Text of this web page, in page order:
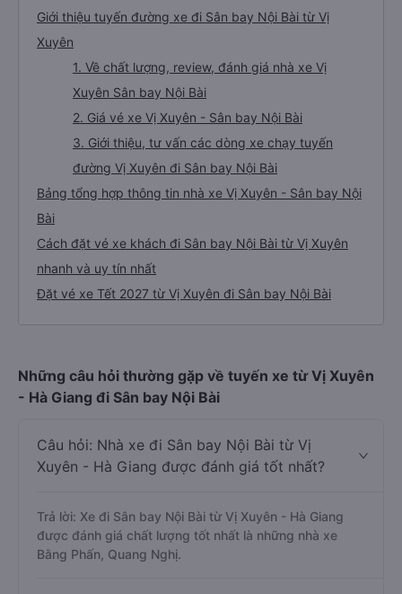
Giới thiệu tuyến đường xe đi Sân bay Nội Bài từ Vị
Xuyên
1. Về chất lượng, review, đánh giá nhà xe Vị
Xuyên Sân bay Nội Bài
2. Giá vé xe Vị Xuyên - Sân bay Nội Bài
3. Giới thiệu, tư vấn các dòng xe chạy tuyến
đường Vị Xuyên đi Sân bay Nội Bài
Bảng tổng hợp thông tin nhà xe Vị Xuyên - Sân bay Nội
Bài
Cách đặt vé xe khách đi Sân bay Nội Bài từ Vị Xuyên
nhanh và uy tín nhất
Đặt vé xe Tết 2027 từ Vị Xuyên đi Sân bay Nội Bài
Những câu hỏi thường gặp về tuyến xe từ Vị Xuyên
- Hà Giang đi Sân bay Nội Bài
Câu hỏi: Nhà xe đi Sân bay Nội Bài từ Vị
Xuyên - Hà Giang được đánh giá tốt nhất?
Trả lời: Xe đi Sân bay Nội Bài từ Vị Xuyên - Hà Giang
được đánh giá chất lượng tốt nhất là những nhà xe
Bằng Phấn, Quang Nghị.